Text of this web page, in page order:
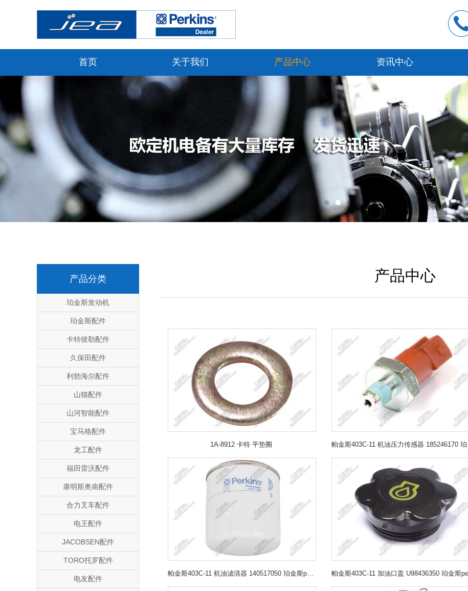
首页 关于我们 产品中心 资讯中心
产品分类
珀金斯发动机
珀金斯配件
卡特彼勒配件
久保田配件
利勃海尔配件
山猫配件
山河智能配件
宝马格配件
龙工配件
福田雷沃配件
康明斯奥南配件
合力叉车配件
电王配件
JACOBSEN配件
TORO托罗配件
电友配件
产品中心
1A-8912 卡特 平垫圈
帕金斯403C-11 机油滤清器 140517050 珀金斯perkins